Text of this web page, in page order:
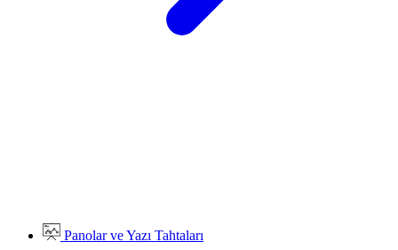
Panolar ve Yazı Tahtaları